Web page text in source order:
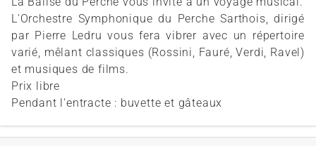
L'Orchestre Symphonique du Perche Sarthois, dirigé
par Pierre Ledru vous fera vibrer avec un répertoire
varié, mêlant classiques (Rossini, Fauré, Verdi, Ravel)
et musiques de films.
Prix libre
Pendant l'entracte : buvette et gâteaux